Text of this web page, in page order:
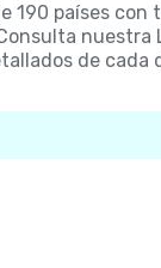
190 países
de cada